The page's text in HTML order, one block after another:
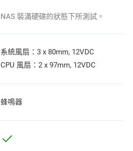
NAS 裝滿硬碟的狀態下所測試。
系統風扇：3 x 80mm, 12VDC
CPU 風扇：2 x 97mm, 12VDC
蜂鳴器